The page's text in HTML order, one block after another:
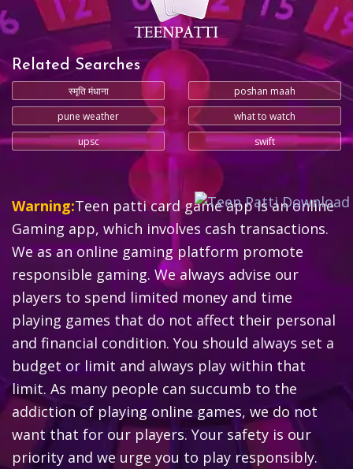
Related Searches
स्मृति मंधाना
poshan maah
pune weather
what to watch
upsc
swift
Warning:Teen patti card game app is an online
Gaming app, which involves cash transactions.
We as an online gaming platform promote
responsible gaming. We always advise our
players to spend limited money and time
playing games that do not affect their personal
and financial condition. You should always set a
budget or limit and always play within that
limit. As many people can succumb to the
addiction of playing online games, we do not
want that for our players. Your safety is our
priority and we urge you to play responsibly.